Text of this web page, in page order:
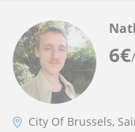
6€
City Of Brussels,